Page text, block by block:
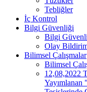
Tebliğler
İç Kontrol
Bilgi Güvenliği
Bilgi
Olay
Bilimsel Çalışmalar
Bilimsel
12,08,2022
Yayımlanan